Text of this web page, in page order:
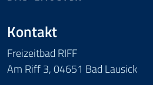
Kontakt
Freizeitbad RIFF
Am Riff 3, 04651 Bad Lausick